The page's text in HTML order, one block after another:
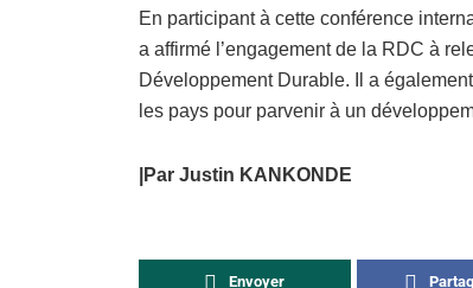
En participant à cette conférence
a affirmé l’engagement de la RDC à
Développement Durable. Il a
les pays pour parvenir à un
|Par Justin KANKONDE
Envoyer